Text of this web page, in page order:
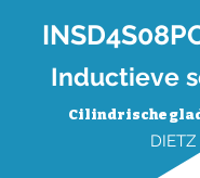
Inductieve
Cilindrische
DIETZ